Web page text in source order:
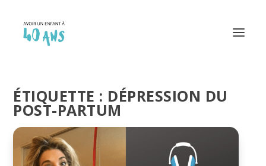
ÉTIQUETTE : DÉPRESSION DU
POST-PARTUM